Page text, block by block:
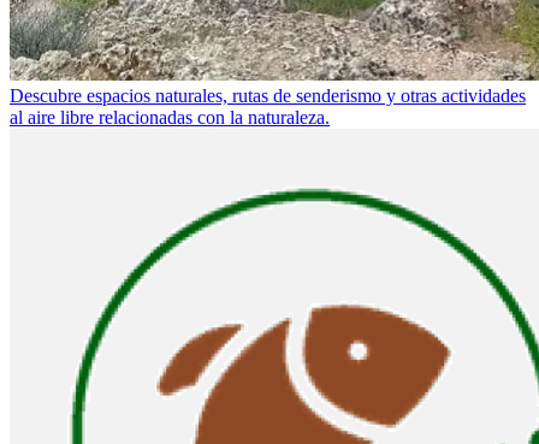
Descubre espacios naturales, rutas de senderismo y otras actividades
al aire libre relacionadas con la naturaleza.